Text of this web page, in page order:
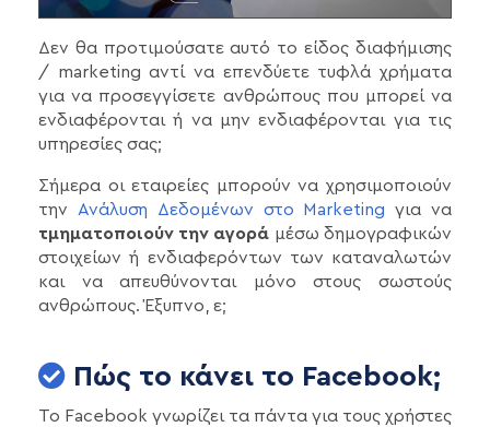
Δεν θα προτιμούσατε αυτό το είδος διαφήμισης
/ marketing αντί να επενδύετε τυφλά χρήματα
για να προσεγγίσετε ανθρώπους που μπορεί να
ενδιαφέρονται ή να μην ενδιαφέρονται για τις
υπηρεσίες σας;
Σήμερα οι εταιρείες μπορούν να χρησιμοποιούν
την Ανάλυση Δεδομένων στο Marketing για να
τμηματοποιούν την αγορά μέσω δημογραφικών
στοιχείων ή ενδιαφερόντων των καταναλωτών
και να απευθύνονται μόνο στους σωστούς
ανθρώπους. Έξυπνο, ε;
Πώς το κάνει το Facebook;
Το Facebook γνωρίζει τα πάντα για τους χρήστες